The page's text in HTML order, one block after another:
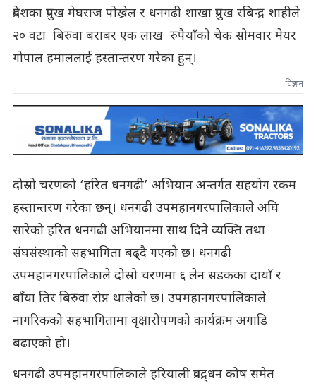
प्रदेशका प्रमुख मेघराज पोख्रेल र धनगढी शाखा प्रमुख रबिन्द्र शाहीले
२० वटा बिरुवा बराबर एक लाख रुपैयाँको चेक सोमवार मेयर
गोपाल हमाललाई हस्तान्तरण गरेका हुन्।
विज्ञापन
दोस्रो चरणको ‘हरित धनगढी’ अभियान अन्तर्गत सहयोग रकम
हस्तान्तरण गरेका छन्। धनगढी उपमहानगरपालिकाले अघि
सारेको हरित धनगढी अभियानमा साथ दिने व्यक्ति तथा
संघसंस्थाको सहभागिता बढ्दै गएको छ। धनगढी
उपमहानगरपालिकाले दोस्रो चरणमा ६ लेन सडकका दायाँ र
बाँया तिर बिरुवा रोप्न थालेको छ। उपमहानगरपालिकाले
नागरिकको सहभागितामा वृक्षारोपणको कार्यक्रम अगाडि
बढाएको हो।
धनगढी उपमहानगरपालिकाले हरियाली प्रवद्र्धन कोष समेत